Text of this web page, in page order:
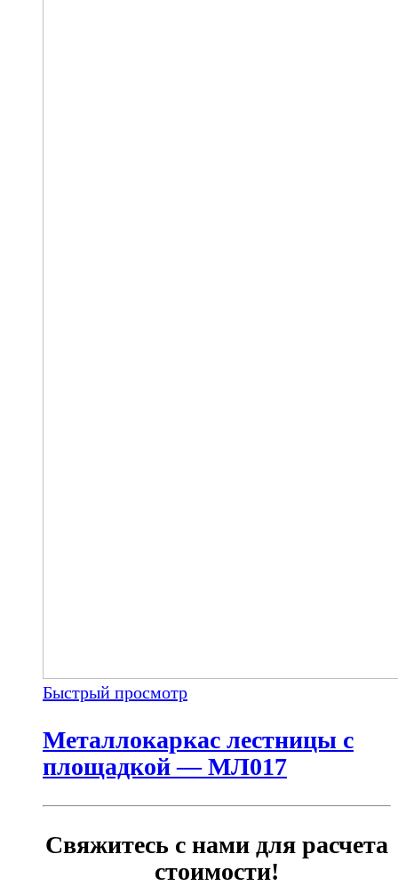
Быстрый просмотр
Металлокаркас лестницы с
площадкой — МЛ017
Свяжитесь с нами для расчета
стоимости!